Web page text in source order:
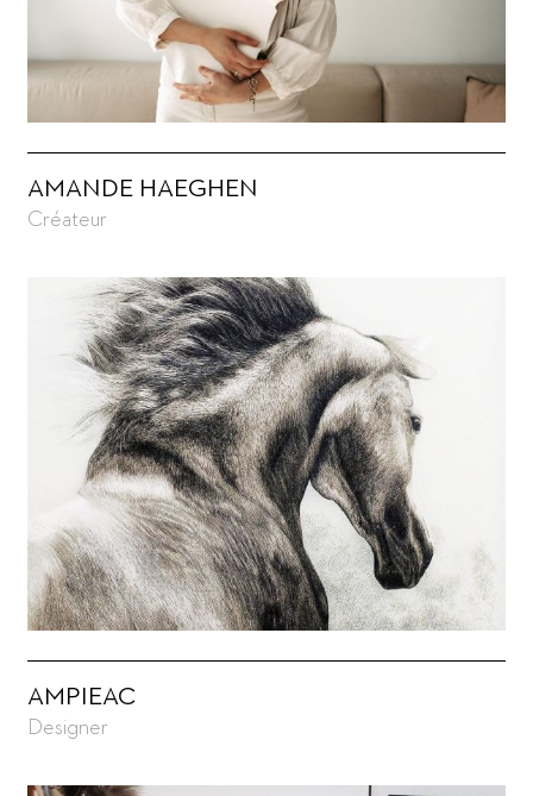
AMANDE HAEGHEN
Créateur
AMPIEAC
Designer